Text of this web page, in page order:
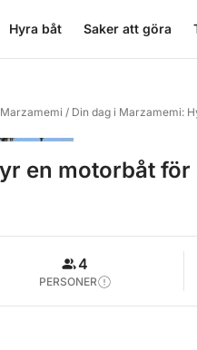
Hyra båt Saker att göra
/ Din dag i Marzamemi:
en motorbåt för
4
PERSONER